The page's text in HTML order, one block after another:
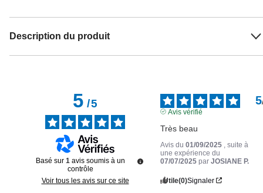
Description du produit
5/5
Basé sur 1 avis soumis à un
contrôle
Voir tous les avis sur ce site
5
Avis vérifié
Très beau
Avis du01/09/2025
, suite à
une expérience du
07/07/2025 parJOSIANE P.
Utile(0)Signaler